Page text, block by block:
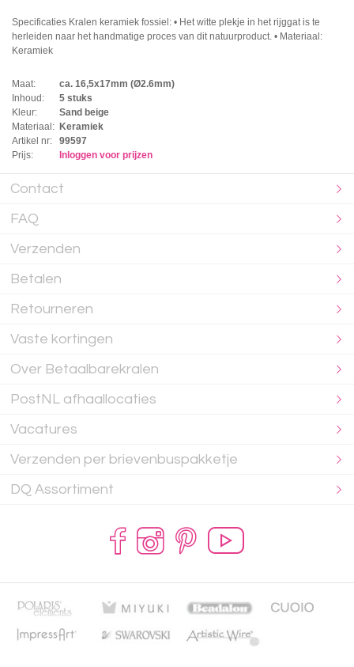
Specificaties Kralen keramiek fossiel: • Het witte plekje in het rijggat is te
herleiden naar het handmatige proces van dit natuurproduct. • Materiaal:
Keramiek
Maat:
ca. 16,5x17mm (Ø2.6mm)
Inhoud:
5 stuks
Kleur:
Sand beige
Materiaal: Keramiek
Artikel nr:
99597
Prijs:
Inloggen voor prijzen
Contact
FAQ
Verzenden
Betalen
Retourneren
Vaste kortingen
Over Betaalbarekralen
PostNL afhaallocaties
Vacatures
Verzenden per brievenbuspakketje
DQ Assortiment